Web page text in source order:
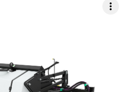
more_vert